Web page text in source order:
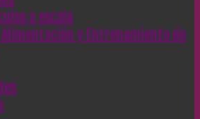
a escala
Alimentación y Entrenamiento de